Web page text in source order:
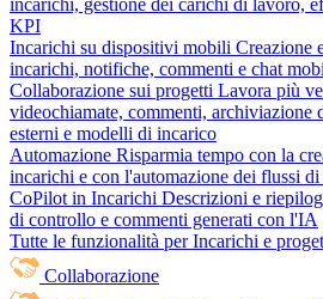
incarichi, gestione dei carichi di lavoro,
KPI
Incarichi su dispositivi mobili Creazione
incarichi, notifiche, commenti e chat
Collaborazione sui progetti Lavora più
videochiamate, commenti, archiviazione
esterni e modelli di incarico
Automazione Risparmia tempo con la
incarichi e con l'automazione dei flussi
CoPilot in Incarichi Descrizioni e
di controllo e commenti generati con l'IA
Tutte le funzionalità per Incarichi e
Collaborazione